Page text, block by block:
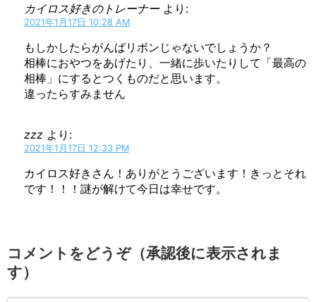
カイロス好きのトレーナー より:
2021年1月17日 10:28 AM
もしかしたらがんばリボンじゃないでしょうか？
相棒におやつをあげたり、一緒に歩いたりして「最高の
相棒」にするとつくものだと思います。
違ったらすみません
zzz より:
2021年1月17日 12:33 PM
カイロス好きさん！ありがとうございます！きっとそれ
です！！！謎が解けて今日は幸せです。
コメントをどうぞ（承認後に表示されま
す）